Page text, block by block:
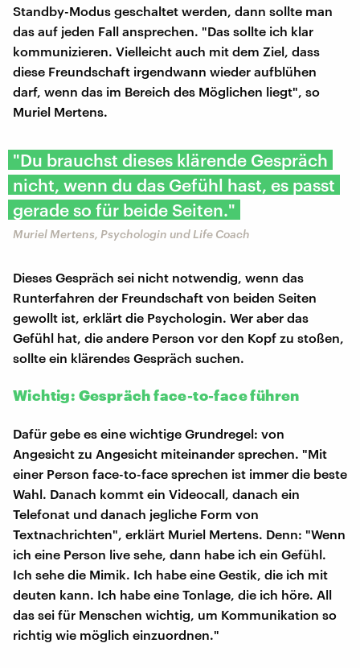
Standby-Modus geschaltet werden, dann sollte man
das auf jeden Fall ansprechen. "Das sollte ich klar
kommunizieren. Vielleicht auch mit dem Ziel, dass
diese Freundschaft irgendwann wieder aufblühen
darf, wenn das im Bereich des Möglichen liegt", so
Muriel Mertens.
"Du brauchst dieses klärende Gespräch
nicht, wenn du das Gefühl hast, es passt
gerade so für beide Seiten."
Muriel Mertens, Psychologin und Life Coach
Dieses Gespräch sei nicht notwendig, wenn das
Runterfahren der Freundschaft von beiden Seiten
gewollt ist, erklärt die Psychologin. Wer aber das
Gefühl hat, die andere Person vor den Kopf zu stoßen,
sollte ein klärendes Gespräch suchen.
Wichtig: Gespräch face-to-face führen
Dafür gebe es eine wichtige Grundregel: von
Angesicht zu Angesicht miteinander sprechen. "Mit
einer Person face-to-face sprechen ist immer die beste
Wahl. Danach kommt ein Videocall, danach ein
Telefonat und danach jegliche Form von
Textnachrichten", erklärt Muriel Mertens. Denn: "Wenn
ich eine Person live sehe, dann habe ich ein Gefühl.
Ich sehe die Mimik. Ich habe eine Gestik, die ich mit
deuten kann. Ich habe eine Tonlage, die ich höre. All
das sei für Menschen wichtig, um Kommunikation so
richtig wie möglich einzuordnen."